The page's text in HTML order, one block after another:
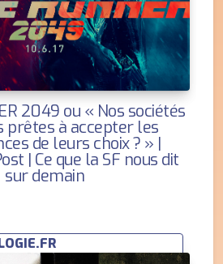
2049 ou « Nos sociétés
prêtes à accepter les
de leurs choix ? » |
| Ce que la SF nous dit
sur demain